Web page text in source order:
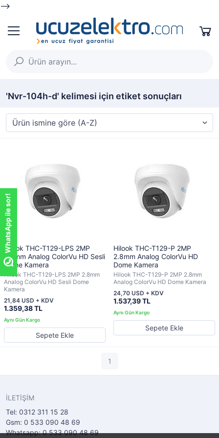
-->
'Nvr-104h-d' kelimesi için etiket sonuçları
Hilook THC-T129-LPS 2MP
2.8mm Analog ColorVu HD Sesli
Dome Kamera
Hilook THC-T129-LPS 2MP 2.8mm
Analog ColorVu HD Sesli Dome
Kamera
1.359,38 TL
21,84 USD + KDV
Sepete Ekle
Hilook THC-T129-P 2MP
2.8mm Analog ColorVu HD
Dome Kamera
Hilook THC-T129-P 2MP 2.8mm
Analog ColorVu HD Dome Kamera
1.537,39 TL
24,70 USD + KDV
Sepete Ekle
1
İLETİŞİM
Tel: 0312 311 15 28
Gsm: 0 533 090 48 69
Whatsapp: 0 533 090 48 69
WhatsApp ile sor!
WhatsApp ile sor!